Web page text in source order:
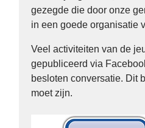
gezegde die door onze
in een goede organisatie
Veel activiteiten van de
gepubliceerd via
besloten conversatie. Dit
moet zijn.